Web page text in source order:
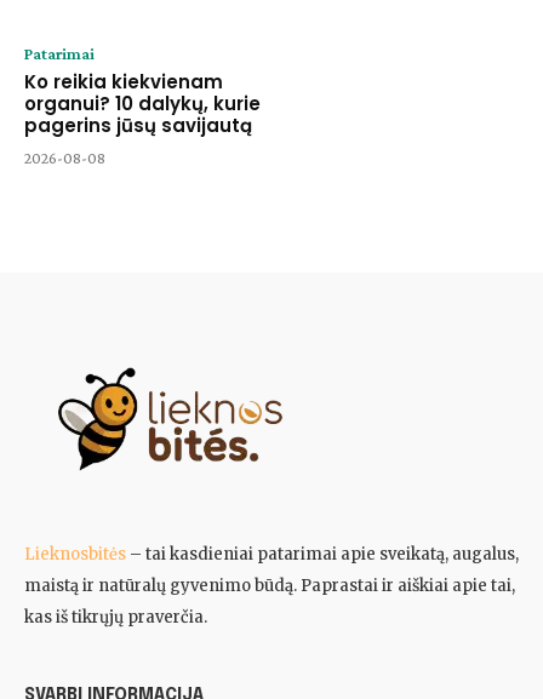
Patarimai
Ko reikia kiekvienam
organui? 10 dalykų, kurie
pagerins jūsų savijautą
2026-08-08
Lieknosbitės – tai kasdieniai patarimai apie sveikatą, augalus,
maistą ir natūralų gyvenimo būdą. Paprastai ir aiškiai apie tai,
kas iš tikrųjų praverčia.